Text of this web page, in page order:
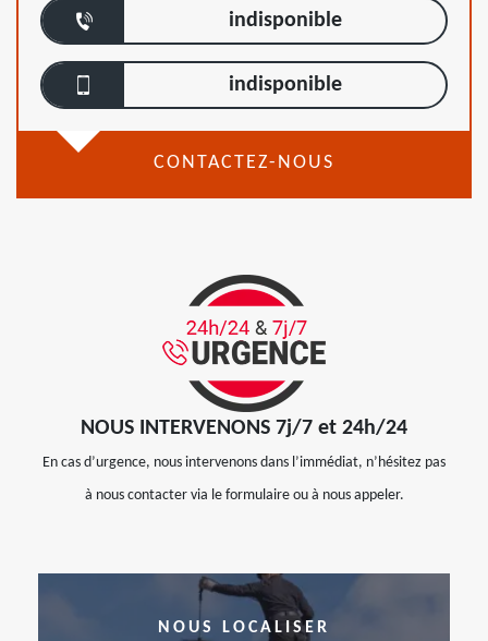
indisponible
indisponible
CONTACTEZ-NOUS
NOUS INTERVENONS 7j/7 et 24h/24
En cas d’urgence, nous intervenons dans l’immédiat, n’hésitez pas
à nous contacter via le formulaire ou à nous appeler.
NOUS LOCALISER